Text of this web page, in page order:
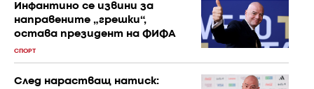
Инфантино се извини за
направените „грешки“,
остава президент на ФИФА
СПОРТ
След нарастващ натиск: